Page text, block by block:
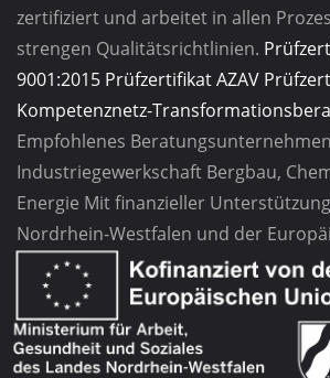
zertifiziert und arbeitet in allen
strengen Qualitätsrichtlinien.
9001:2015 Prüfzertifikat AZAV
Kompetenznetz-
Empfohlenes Beratungsunternehmen
Industriegewerkschaft Bergbau,
Energie Mit finanzieller
Nordrhein-Westfalen und der